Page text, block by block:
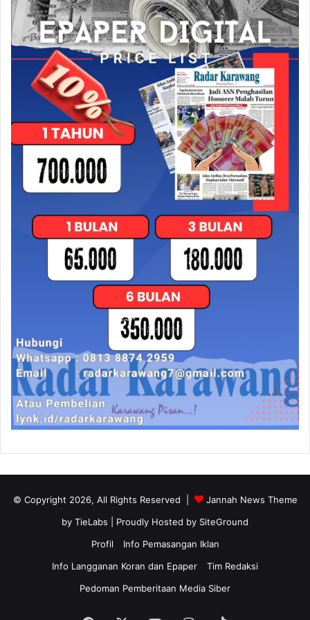
© Copyright 2026, All Rights Reserved |
Jannah News Theme
by TieLabs | Proudly Hosted by SiteGround
Profil
Info Pemasangan Iklan
Info Langganan Koran dan Epaper
Tim Redaksi
Pedoman Pemberitaan Media Siber